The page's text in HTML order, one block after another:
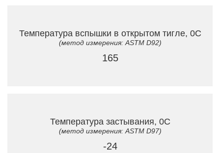
Температура вспышки в открытом тигле, 0C
(метод измерения: ASTM D92)
165
Температура застывания, 0C
(метод измерения: ASTM D97)
-24